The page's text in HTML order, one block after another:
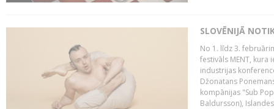
SLOVĒNIJĀ
No 1. līdz 3.
festivāls MENT, kura
industrijas
Džonatans
kompānijas "Sub
Baldursson),